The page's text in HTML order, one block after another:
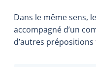
Dans le même sens,
accompagné d’un
d’autres